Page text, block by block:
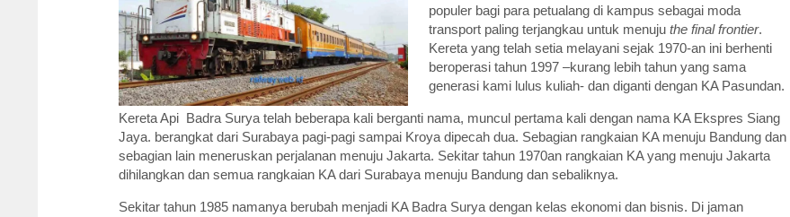
populer bagi para petualang di kampus sebagai moda
transport paling terjangkau untuk menuju the final frontier.
Kereta yang telah setia melayani sejak 1970-an ini berhenti
beroperasi tahun 1997 –kurang lebih tahun yang sama
generasi kami lulus kuliah- dan diganti dengan KA Pasundan.
Kereta Api Badra Surya telah beberapa kali berganti nama, muncul pertama kali dengan nama KA Ekspres Siang
Jaya. berangkat dari Surabaya pagi-pagi sampai Kroya dipecah dua. Sebagian rangkaian KA menuju Bandung dan
sebagian lain meneruskan perjalanan menuju Jakarta. Sekitar tahun 1970an rangkaian KA yang menuju Jakarta
dihilangkan dan semua rangkaian KA dari Surabaya menuju Bandung dan sebaliknya.
Sekitar tahun 1985 namanya berubah menjadi KA Badra Surya dengan kelas ekonomi dan bisnis. Di jaman